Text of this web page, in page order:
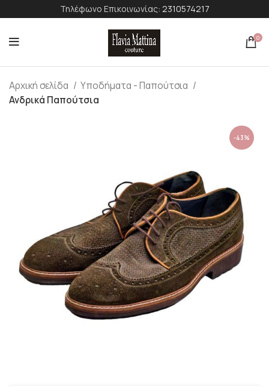
Τηλέφωνο Επικοινωνίας: 2310574217
0
Αρχική σελίδα
Υποδήματα - Παπούτσια
Ανδρικά Παπούτσια
-43%